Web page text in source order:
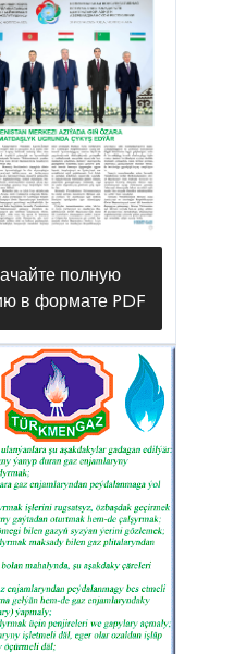
массивов
1», «Меркез-2»,
центра и
что
духу
новой эпохи
государства.
полную
в формате PDF